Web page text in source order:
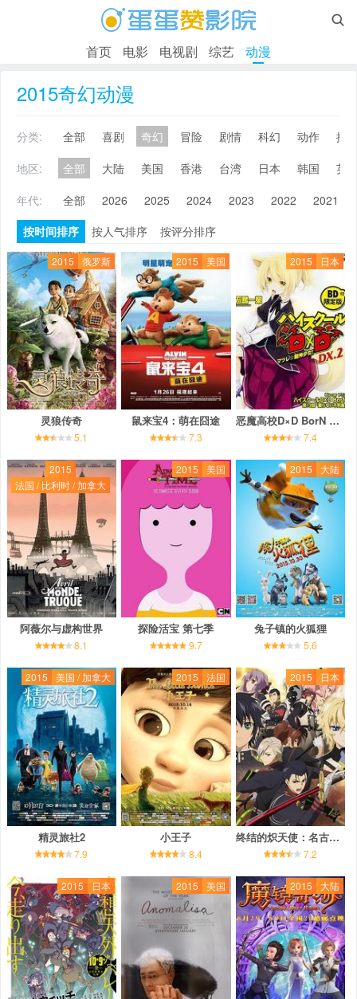

首页 电影 电视剧 综艺 动漫
2015奇幻动漫
分类: 全部 喜剧 奇幻 冒险 剧情 科幻 动作
搞
地区:
全部 大陆 美国 香港 台湾 日本 韩国
英
年代:
全部 2026 2025 2024 2023 2022 2021
按时间排序
按人气排序 按评分排序
2015 俄罗斯
灵狼传奇
5.1
2015 美国
鼠来宝4：萌在囧途
7.3
2015 日本
恶魔高校D×D BorN OAD
7.4
2015
法国 / 比利时 / 加拿大
阿薇尔与虚构世界
8.1
2015 美国
探险活宝 第七季
9.7
2015 大陆
兔子镇的火狐狸
5.6
2015 美国 / 加拿大
精灵旅社2
7.9
2015 法国
小王子
8.4
2015 日本
终结的炽天使：名古屋决战篇
7.2
2015 日本 2015 美国 2015 大陆